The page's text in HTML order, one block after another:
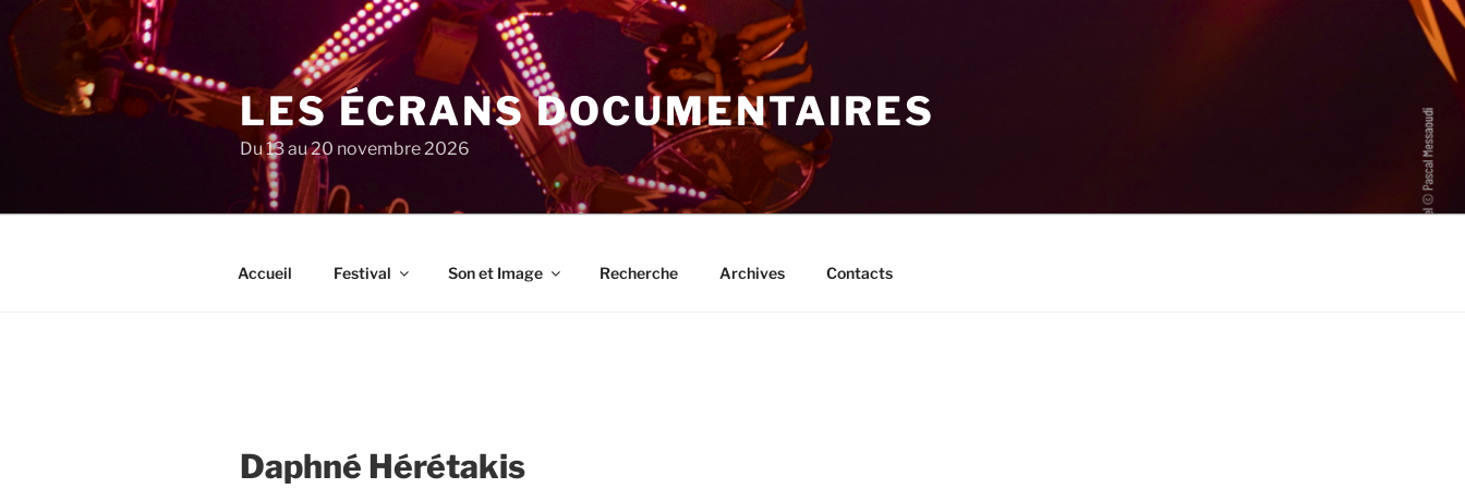
au
contenu
principal
LES ÉCRANS DOCUMENTAIRES
Du 13 au 20 novembre 2026
Accueil Festival Son et Image Recherche Archives Contacts
Daphné Hérétakis